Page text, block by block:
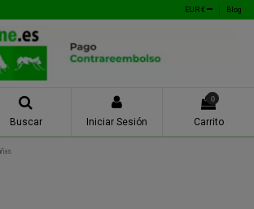
EUR € Blog
Buscar Iniciar Sesión
0
Carrito